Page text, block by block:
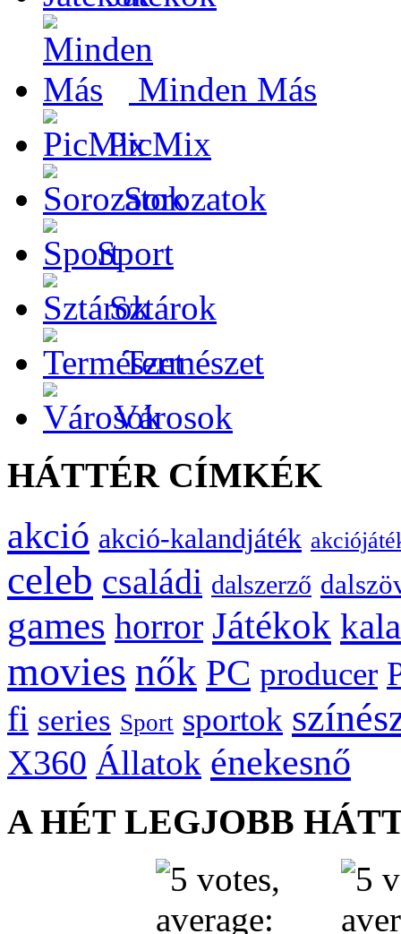
Minden Más
PicMix
Sorozatok
Sport
Sztárok
Természet
Városok
HÁTTÉR CÍMKÉK
akció akció-kalandjáték
celeb családi dalszerző
games horror Játékok
movies nők PC producer
fi series Sport sportok
X360 Állatok énekesnő
A HÉT LEGJOBB